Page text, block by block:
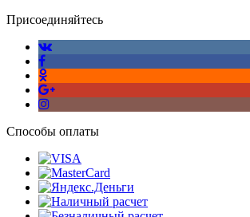
Присоединяйтесь
Способы оплаты